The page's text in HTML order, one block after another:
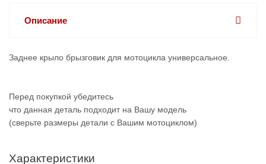
Описание
Заднее крыло брызговик для мотоцикла универсальное.
Перед покупкой убедитесь
что данная деталь подходит на Вашу модель
(сверьте размеры детали с Вашим мотоциклом)
Характеристики